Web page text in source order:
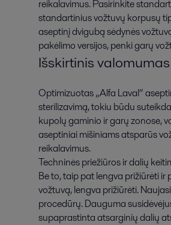
reikalavimus. Pasirinkite
standartinius vožtuvų korpusų
aseptinį dvigubą sėdynės
pakėlimo versijos, penki garų
Išskirtinis
Optimizuotas „Alfa Laval“
sterilizavimą, tokiu būdu
kupolų gaminio ir garų zonose,
aseptiniai mišiniams atsparūs
reikalavimus.
Techninės priežiūros ir dalių
Be to, taip pat lengva prižiūrėti ir
vožtuvą, lengva prižiūrėti.
procedūrų. Dauguma
supaprastinta atsarginių dalių